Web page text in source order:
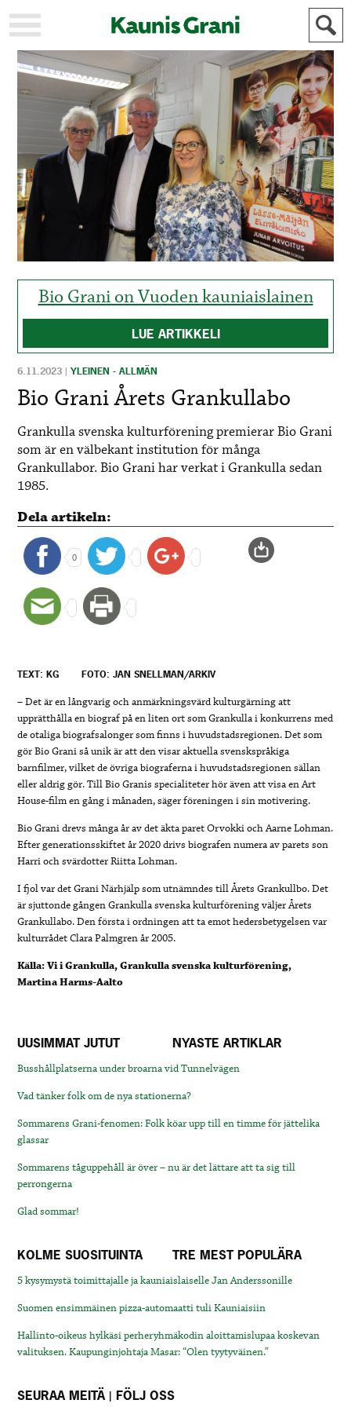
KAUPUNKI
STADEN
AJANKOHTAISTA
AKTUELLT
URHEILU
IDROTT
KULTTUURI
KULTUR
HISTORIA
HISTORIA
YLEINEN
ALLMÄN
MAINOSTAJILLE
FÖR
ANNONSÖRER
Bio Grani on Vuoden kauniaislainen
LUE ARTIKKELI
6.11.2023 |YLEINEN - ALLMÄN
Bio Grani Årets Grankullabo
Grankulla svenska kulturförening premierar Bio Grani
som är en välbekant institution för många
Grankullabor. Bio Grani har verkat i Grankulla sedan
1985.
Dela artikeln:
0
TEXT: KG FOTO: JAN SNELLMAN/ARKIV
– Det är en långvarig och anmärkningsvärd kulturgärning att
upprätthålla en biograf på en liten ort som Grankulla i konkurrens med
de otaliga biografsalonger som finns i huvudstadsregionen. Det som
gör Bio Grani så unik är att den visar aktuella svenskspråkiga
barnfilmer, vilket de övriga biograferna i huvudstadsregionen sällan
eller aldrig gör. Till Bio Granis specialiteter hör även att visa en Art
House-film en gång i månaden, säger föreningen i sin motivering.
Bio Grani drevs många år av det äkta paret Orvokki och Aarne Lohman.
Efter generationsskiftet år 2020 drivs biografen numera av parets son
Harri och svärdotter Riitta Lohman.
I fjol var det Grani Närhjälp som utnämndes till Årets Grankullbo. Det
är sjuttonde gången Grankulla svenska kulturförening väljer Årets
Grankullabo. Den första i ordningen att ta emot hedersbetygelsen var
kulturrådet Clara Palmgren år 2005.
Källa: Vi i Grankulla, Grankulla svenska kulturförening,
Martina Harms-Aalto
UUSIMMAT JUTUT NYASTE ARTIKLAR
Busshållplatserna under broarna vid Tunnelvägen
Vad tänker folk om de nya stationerna?
Sommarens Grani-fenomen: Folk köar upp till en timme för jättelika
glassar
Sommarens tåguppehåll är över – nu är det lättare att ta sig till
perrongerna
Glad sommar!
KOLME SUOSITUINTA TRE MEST POPULÄRA
5 kysymystä toimittajalle ja kauniaislaiselle Jan Anderssonille
Suomen ensimmäinen pizza-automaatti tuli Kauniaisiin
Hallinto-oikeus hylkäsi perheryhmäkodin aloittamislupaa koskevan
valituksen. Kaupunginjohtaja Masar: “Olen tyytyväinen.”
SEURAA MEITÄ | FÖLJ OSS